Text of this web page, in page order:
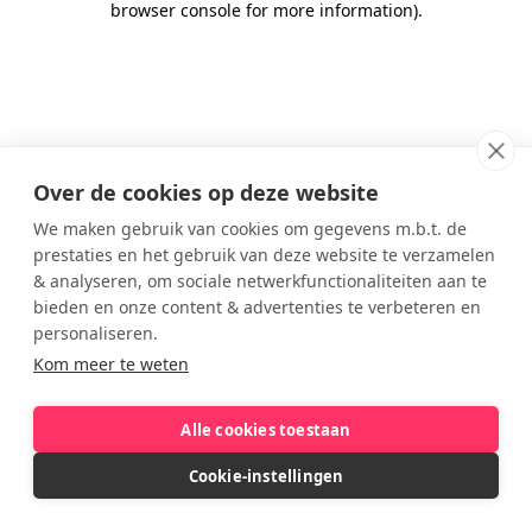
Over de cookies op deze website
We maken gebruik van cookies om gegevens m.b.t. de
prestaties en het gebruik van deze website te verzamelen
& analyseren, om sociale netwerkfunctionaliteiten aan te
bieden en onze content & advertenties te verbeteren en
personaliseren.
Kom meer te weten
Alle cookies toestaan
Cookie-instellingen
browser console for more information).